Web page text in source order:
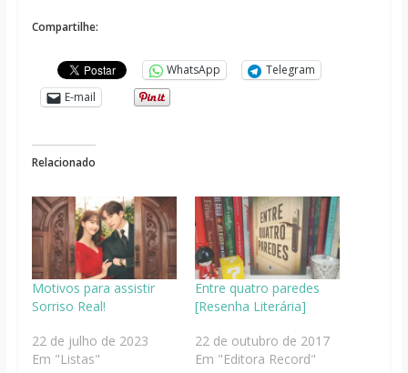
Compartilhe:
WhatsApp
Telegram
E-mail
Relacionado
Motivos para assistir
Sorriso Real!
22 de julho de 2023
Em "Listas"
Entre quatro paredes
[Resenha Literária]
22 de outubro de 2017
Em "Editora Record"